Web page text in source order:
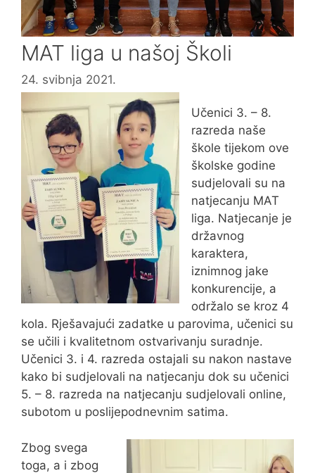
MAT liga u našoj Školi
24. svibnja 2021.
Učenici 3. – 8.
razreda naše
škole tijekom ove
školske godine
sudjelovali su na
natjecanju MAT
liga. Natjecanje je
državnog
karaktera,
iznimnog jake
konkurencije, a
održalo se kroz 4
kola. Rješavajući zadatke u parovima, učenici su
se učili i kvalitetnom ostvarivanju suradnje.
Učenici 3. i 4. razreda ostajali su nakon nastave
kako bi sudjelovali na natjecanju dok su učenici
5. – 8. razreda na natjecanju sudjelovali online,
subotom u poslijepodnevnim satima.
Zbog svega
toga, a i zbog